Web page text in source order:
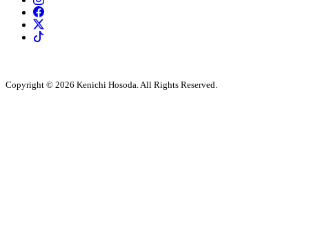
Copyright © 2026 Kenichi Hosoda. All Rights Reserved.